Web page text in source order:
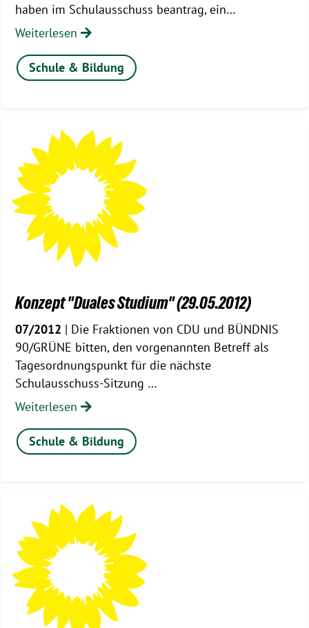
haben im Schulausschuss beantrag, ein…
Weiterlesen
Schule & Bildung
Konzept "Duales Studium" (29.05.2012)
07/2012 | Die Fraktionen von CDU und BÜNDNIS
90/GRÜNE bitten, den vorgenannten Betreff als
Tagesordnungspunkt für die nächste
Schulausschuss-Sitzung …
Weiterlesen
Schule & Bildung